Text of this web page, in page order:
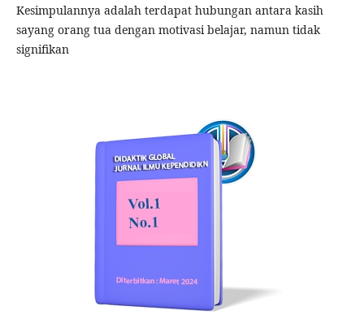
Kesimpulannya adalah terdapat hubungan antara kasih
sayang orang tua dengan motivasi belajar, namun tidak
signifikan